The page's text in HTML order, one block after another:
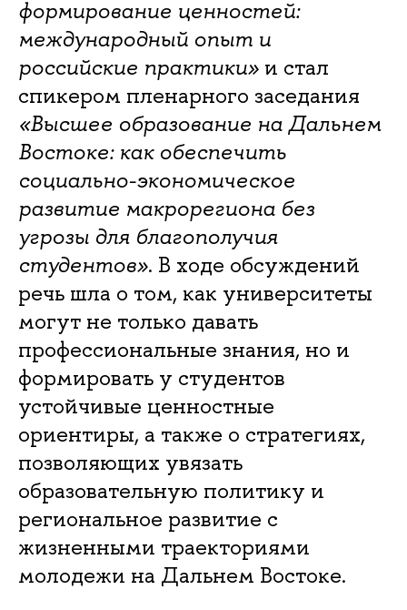
формирование ценностей:
международный опыт и
российские практики» и стал
спикером пленарного заседания
«Высшее образование на Дальнем
Востоке: как обеспечить
социально-экономическое
развитие макрорегиона без
угрозы для благополучия
студентов». В ходе обсуждений
речь шла о том, как университеты
могут не только давать
профессиональные знания, но и
формировать у студентов
устойчивые ценностные
ориентиры, а также о стратегиях,
позволяющих увязать
образовательную политику и
региональное развитие с
жизненными траекториями
молодежи на Дальнем Востоке.